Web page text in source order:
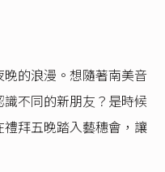
的浪漫。想隨著南美音
不同的新朋友？是時候
拜五晚踏入藝穗會，讓